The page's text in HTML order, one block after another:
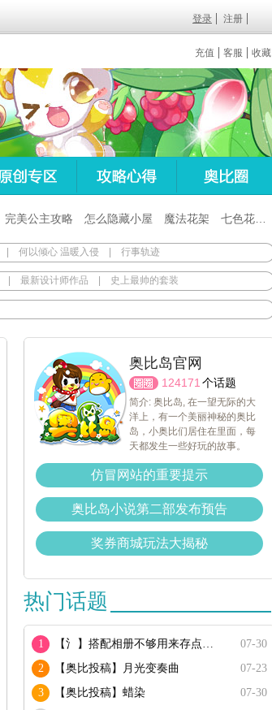
登录 注册
充值 客服 收藏
完美公主攻略 怎么隐藏小屋 魔法花架 七色花在哪
何以倾心 温暖入侵 行事轨迹
最新设计师作品 史上最帅的套装
奥比岛官网
124171 个话题
简介: 奥比岛, 在一望无际的大
洋上，有一个美丽神秘的奥比
岛，小奥比们居住在里面，每
天都发生一些好玩的故事。
仿冒网站的重要提示
奥比岛小说第二部发布预告
奖券商城玩法大揭秘
热门话题
1 【氵】搭配相册不够用来存点搭配
07-30
2
【奥比投稿】月光变奏曲
07-23
3
【奥比投稿】蜡染
07-30